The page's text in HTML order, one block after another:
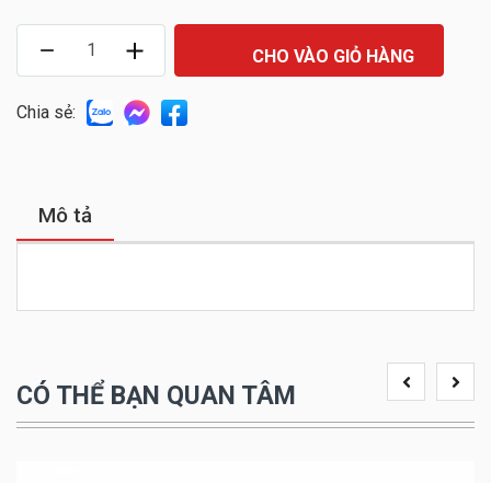
CHO VÀO GIỎ HÀNG
Chia sẻ:
Mô tả
CÓ THỂ BẠN QUAN TÂM